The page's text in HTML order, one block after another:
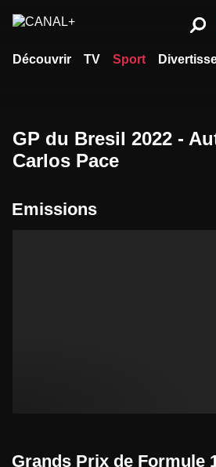
Découvrir TV Sport
GP du Bresil 2022 - Autodromo José
Carlos Pace
Emissions
Grands Prix de Formule